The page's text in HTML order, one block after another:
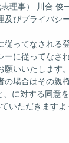
事） 川合 俊
びプライバ
ってなされ
に従ってなさ
いいたします。
場合はその親
に対する同
いただきますよ